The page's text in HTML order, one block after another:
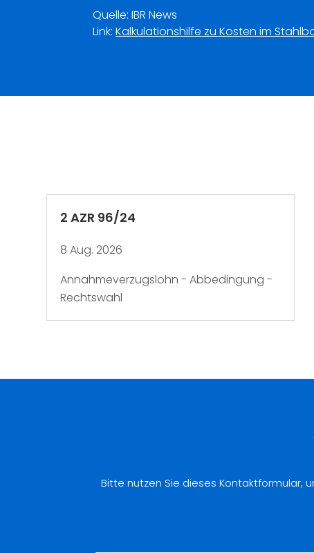
Quelle: IBR News
Link:Kalkulationshilfe zu Kosten im
2 AZR 96/24
8 Aug. 2026
Annahmeverzugslohn - Abbedingung -
Rechtswahl
Bitte nutzen Sie dieses Kontaktformular,